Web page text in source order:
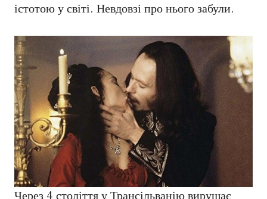
істотою у світі. Невдовзі про нього забули.